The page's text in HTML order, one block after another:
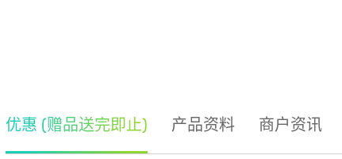
优惠 (赠品送完即止) 产品资料 商户资讯